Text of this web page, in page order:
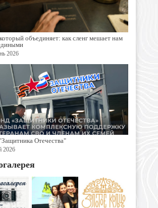
объединяет: как сленг мешает нам
2026
Отечества"
2026